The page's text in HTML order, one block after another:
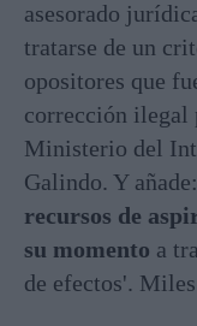
asesorado
tratarse de un
opositores que
corrección ilegal
Ministerio del
Galindo. Y
recursos de
su momento a
de efectos'.